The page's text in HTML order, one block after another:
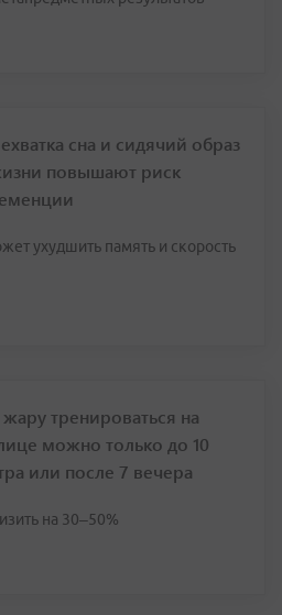
сна и сидячий образ
повышают риск
ухудшить память и скорость
тренироваться на
можно только до 10
или после 7 вечера
на 30–50%